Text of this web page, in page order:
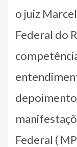
o juiz
Federal do
Federal (